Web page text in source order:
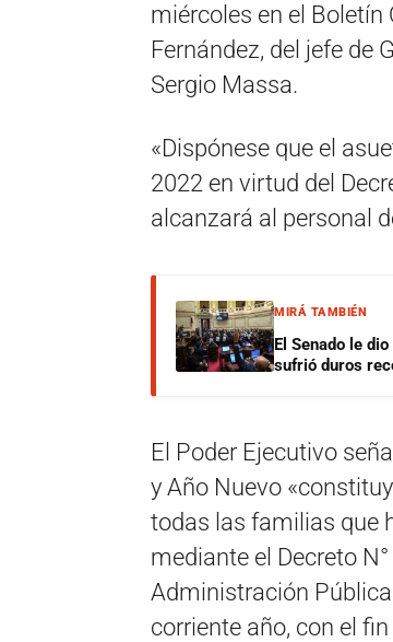
miércoles en el
Fernández, del jefe de
Sergio Massa.
«Dispónese que el
2022 en virtud del
alcanzará al personal
MIRÁ TAMBIÉN
El Senado le
sufrió duros
El Poder Ejecutivo
y Año Nuevo
todas las familias que
mediante el Decreto
Administración
corriente año, con el